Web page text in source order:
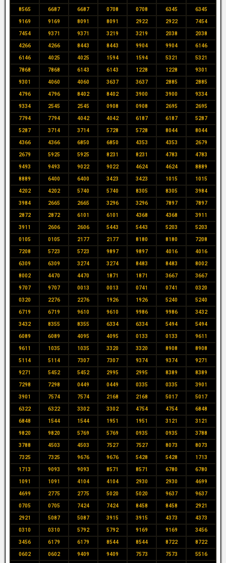
8565 6687 6687 0708 0708 6345 6345
9169 9169 8091 8091 2922 2922 7454
7454 9371 9371 3219 3219 2038 2038
4266 4266 8443 8443 9904 9904 6146
6146 4025 4025 1594 1594 5321 5321
7868 7868 6143 6143 1228 1228 9301
9301 4060 4060 3637 3637 2885 2885
4796 4796 8402 8402 3900 3900 9334
9334 2545 2545 0908 0908 2695 2695
7794 7794 4042 4042 6187 6187 5287
5287 3714 3714 5728 5728 8044 8044
4366 4366 6850 6850 4353 4353 2679
2679 5925 5925 8231 8231 4783 4783
9493 9493 9022 9022 4624 4624 8889
8889 6400 6400 3423 3423 1015 1015
4202 4202 5740 5740 8305 8305 3984
3984 2665 2665 3296 3296 7897 7897
2872 2872 6101 6101 4368 4368 3911
3911 2606 2606 5443 5443 5203 5203
0105 0105 2177 2177 8180 8180 7208
7208 5723 5723 9897 9897 4016 4016
6309 6309 3274 3274 8483 8483 8002
8002 4470 4470 1871 1871 3667 3667
9707 9707 0013 0013 0741 0741 0320
0320 2276 2276 1926 1926 5240 5240
6719 6719 9610 9610 9986 9986 3432
3432 8355 8355 6334 6334 5494 5494
6089 6089 4095 4095 0133 0133 9611
9611 1035 1035 3320 3320 8908 8908
5114 5114 7307 7307 9374 9374 9271
9271 5452 5452 2995 2995 8389 8389
7298 7298 0449 0449 0335 0335 3901
3901 7574 7574 2168 2168 5017 5017
6322 6322 3302 3302 4754 4754 6848
6848 1544 1544 1951 1951 3121 3121
9820 9820 5769 5769 0935 0935 3788
3788 4503 4503 7527 7527 8073 8073
7325 7325 9676 9676 5428 5428 1713
1713 9093 9093 8571 8571 6780 6780
1091 1091 4104 4104 2930 2930 4699
4699 2775 2775 5020 5020 9637 9637
0705 0705 7424 7424 8458 8458 2921
2921 5087 5087 3915 3915 4373 4373
0310 0310 5792 5792 9169 9169 3456
3456 6179 6179 8544 8544 8722 8722
0602 0602 9409 9409 7573 7573 5516